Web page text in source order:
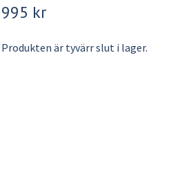
995 kr
Produkten är tyvärr slut i lager.